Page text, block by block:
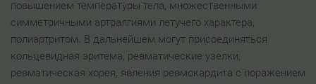
повышением температуры тела, множественными
симметричными артралгиями летучего характера,
полиартритом. В дальнейшем могут присоединяться
кольцевидная эритема, ревматические узелки,
ревматическая хорея, явления ревмокардита с поражением